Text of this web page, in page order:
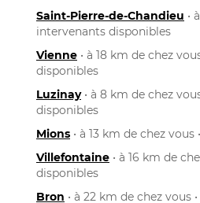
Saint-Pierre-de-Chandieu •
intervenants disponibles
Vienne • à 18 km de chez
disponibles
Luzinay• à 8 km de chez
disponibles
Mions • à 13 km de chez
Villefontaine • à 16 km de
disponibles
Bron • à 22 km de chez vous